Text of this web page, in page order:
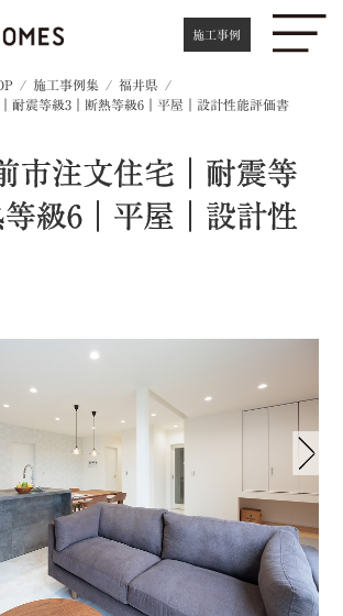
施工事例
施工事例集
福井県
耐震等級3｜断熱等級6｜平屋｜設計性能評価書
市注文住宅｜耐震等
級6｜平屋｜設計性